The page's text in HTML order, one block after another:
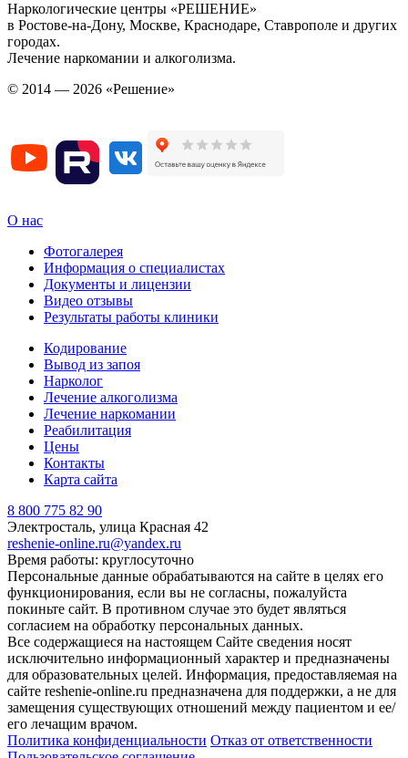
Наркологические центры «РЕШЕНИЕ»
в Ростове-на-Дону, Москве, Краснодаре, Ставрополе и других
городах.
Лечение наркомании и алкоголизма.
© 2014 — 2026 «Решение»
О нас
Фотогалерея
Информация о специалистах
Документы и лицензии
Видео отзывы
Результаты работы клиники
Кодирование
Вывод из запоя
Нарколог
Лечение алкоголизма
Лечение наркомании
Реабилитация
Цены
Контакты
Карта сайта
8 800 775 82 90
Электросталь, улица Красная 42
reshenie-online.ru@yandex.ru
Время работы: круглосуточно
Персональные данные обрабатываются на сайте в целях его
функционирования, если вы не согласны, пожалуйста
покиньте сайт. В противном случае это будет являться
согласием на обработку персональных данных.
Все содержащиеся на настоящем Сайте сведения носят
исключительно информационный характер и предназначены
для образовательных целей. Информация, предоставляемая на
сайте reshenie-online.ru предназначена для поддержки, а не для
замещения существующих отношений между пациентом и ее/
его лечащим врачом.
Политика конфиденциальности Отказ от ответственности